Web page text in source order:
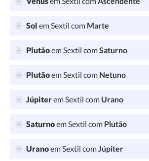
Sol em Sextil com Marte
Plutãoem Sextil comSaturno
Plutãoem Sextil com Netuno
Júpiterem Sextil com Urano
Saturnoem Sextil com Plutão
Uranoem Sextil comJúpiter